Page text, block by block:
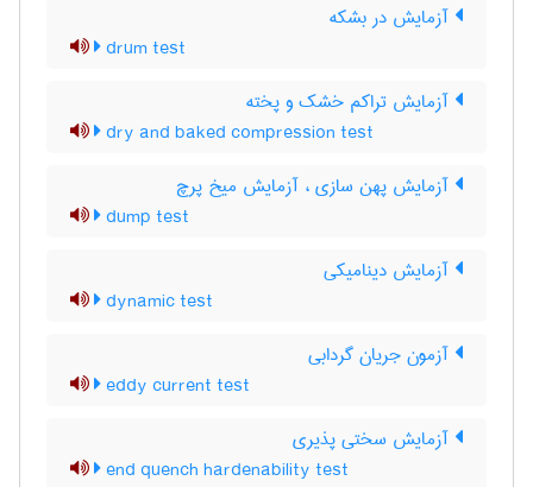
آزمایش در بشکه
drum test
آزمایش تراکم خشک و پخته
dry and baked compression test
آزمایش پهن سازی ، آزمایش میخ پرچ
dump test
آزمایش دینامیکی
dynamic test
آزمون جریان گردابی
eddy current test
آزمایش سختی پذیری
end quench hardenability test